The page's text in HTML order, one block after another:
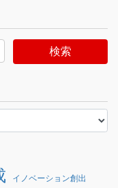
イノベーション創出